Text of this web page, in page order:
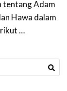
tentang Adam
Hawa dalam
…